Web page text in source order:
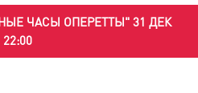
ЧАСЫ ОПЕРЕТТЫ" 31 ДЕК
22:00